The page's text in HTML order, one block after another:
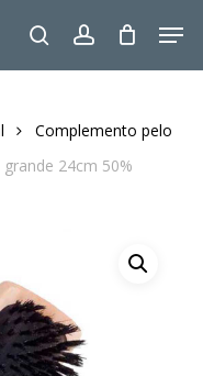
searchaccount
Complemento pelo
24cm 50%